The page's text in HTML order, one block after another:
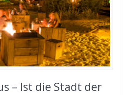
– Ist die Stadt der